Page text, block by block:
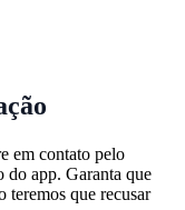
em contato pelo
do app. Garanta que
teremos que recusar